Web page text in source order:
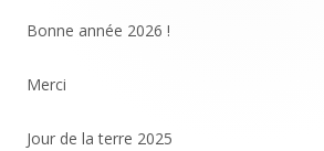
principale
Bonne année 2026 !
Merci
Jour de la terre 2025